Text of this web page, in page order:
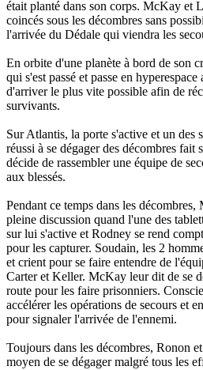
était planté dans son corps. McKay et
coincés sous les décombres sans
l'arrivée du Dédale qui viendra les
En orbite d'une planète à bord de son
qui s'est passé et passe en
d'arriver le plus vite possible afin de
survivants.
Sur Atlantis, la porte s'active et un des
réussi à se dégager des décombres fait
décide de rassembler une équipe de
aux blessés.
Pendant ce temps dans les
pleine discussion quand l'une des
sur lui s'active et Rodney se rend
pour les capturer. Soudain, les 2
et crient pour se faire entendre de
Carter et Keller. McKay leur dit de se
route pour les faire prisonniers.
accélérer les opérations de secours et
pour signaler l'arrivée de l'ennemi.
Toujours dans les décombres, Ronon
moyen de se dégager malgré tous les